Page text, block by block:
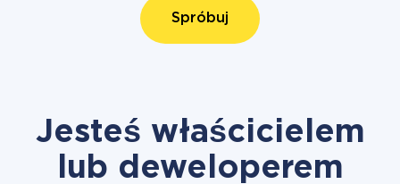
Spróbuj
Jesteś właścicielem
lub deweloperem